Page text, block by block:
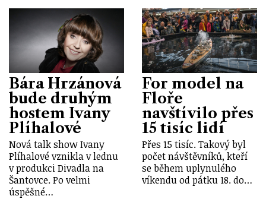
Bára Hrzánová
bude druhým
hostem Ivany
Plíhalové
Nová talk show Ivany
Plíhalové vznikla v lednu
v produkci Divadla na
Šantovce. Po velmi
úspěšné…
For model na
Floře
navštívilo přes
15 tisíc lidí
Přes 15 tisíc. Takový byl
počet návštěvníků, kteří
se během uplynulého
víkendu od pátku 18. do…